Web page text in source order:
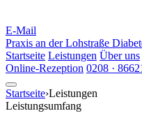
E-Mail
Praxis an der Lohstraße
Startseite Leistungen Über uns
Online-Rezeption 0208 ·
Startseite›Leistungen
Leistungsumfang